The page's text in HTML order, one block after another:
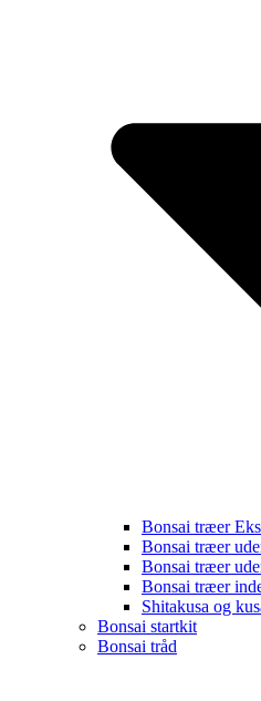
Bonsai træer
Bonsai træer
Bonsai træer
Bonsai træer
Shitakusa og
Bonsai startkit
Bonsai tråd